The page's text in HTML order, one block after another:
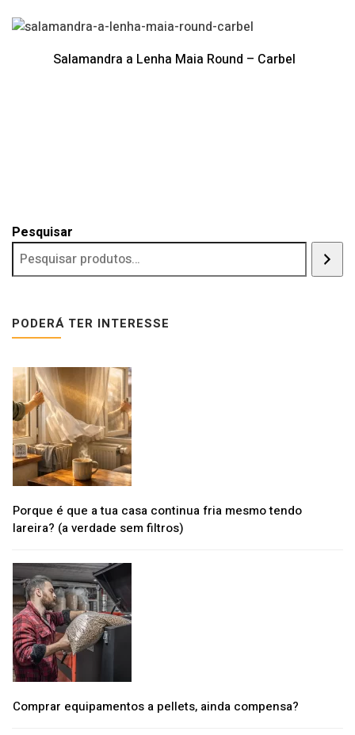
Salamandra a Lenha Maia Round – Carbel
Pesquisar
PODERÁ TER INTERESSE
Porque é que a tua casa continua fria mesmo tendo
lareira? (a verdade sem filtros)
Comprar equipamentos a pellets, ainda compensa?